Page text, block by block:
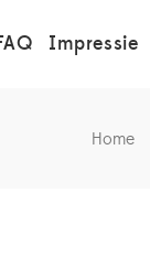
Impressie
Home